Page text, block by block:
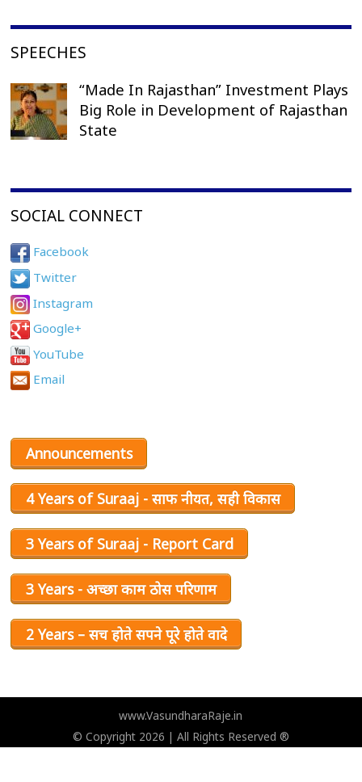
SPEECHES
“Made In Rajasthan” Investment Plays
Big Role in Development of Rajasthan
State
SOCIAL CONNECT
Facebook
Twitter
Instagram
Google+
YouTube
Email
Announcements
4 Years of Suraaj - साफ नीयत, सही विकास
3 Years of Suraaj - Report Card
3 Years - अच्छा काम ठोस परिणाम
2 Years – सच होते सपने पूरे होते वादे
www.VasundharaRaje.in
© Copyright 2026 | All Rights Reserved ®